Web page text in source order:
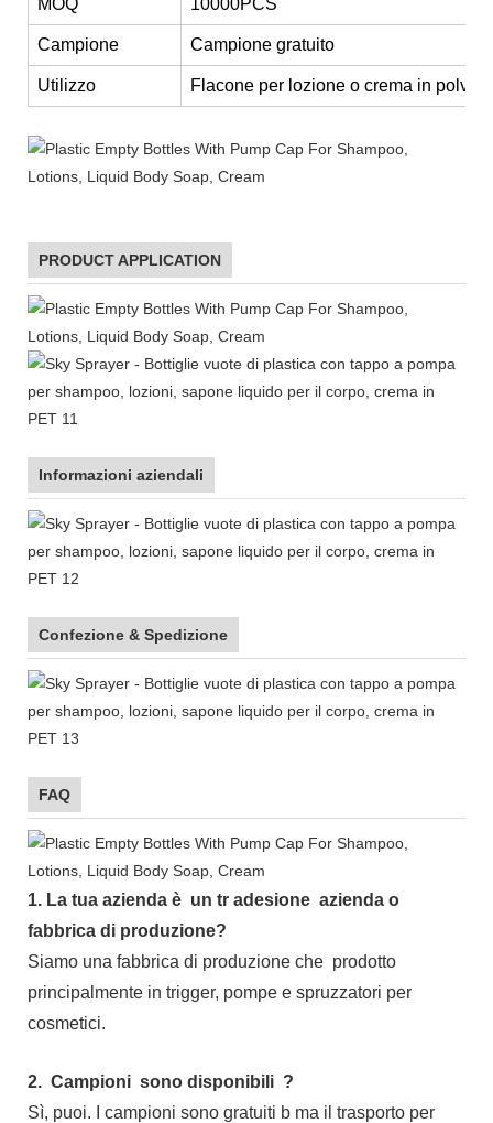
Campione Campione gratuito
Utilizzo Flacone per lozione o crema in polvere
PRODUCT APPLICATION
Informazioni aziendali
Confezione & Spedizione
FAQ
1. La tua azienda è un tr adesione azienda o
fabbrica di produzione?
Siamo una fabbrica di produzione che prodotto
principalmente in trigger, pompe e spruzzatori per
cosmetici.
2. Campioni sono disponibili ?
Sì, puoi.
I campioni sono gratuiti b ma il trasporto per